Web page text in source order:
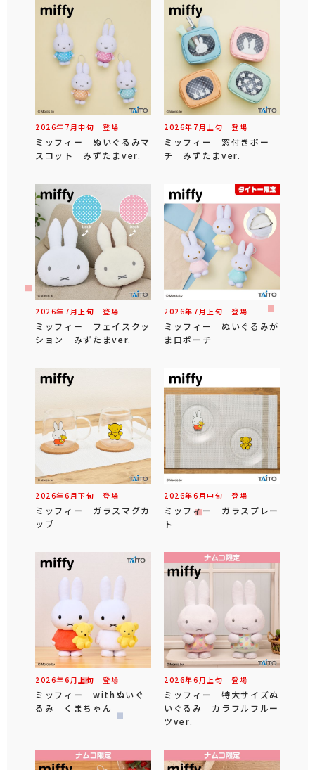
2026年 7 月中旬 登場
ミッフィー ぬいぐるみマ
スコット みずたまver.
2026年 7 月 上旬 登場
ミッフィー 窓付きポー
チ みずたまver.
2026年 7 月 上旬 登場
ミッフィー フェイスクッ
ション みずたまver.
2026年 7 月 上旬 登場
ミッフィー ぬいぐるみが
ま口ポーチ
2026年6 月下旬 登場
ミッフィー ガラスマグカ
ップ
2026年6 月中旬 登場
ミッフィー ガラスプレー
ト
2026年6 月 上旬 登場
ミッフィー withぬいぐ
るみ くまちゃん
2026年6 月 上旬 登場
ミッフィー 特大サイズぬ
いぐるみ カラフルフルー
ツver.